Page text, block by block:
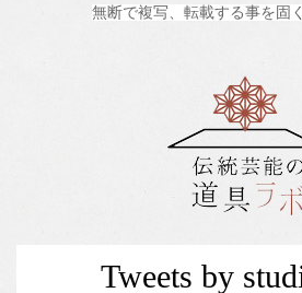
無断で複写、転載する事を固
Tweets by